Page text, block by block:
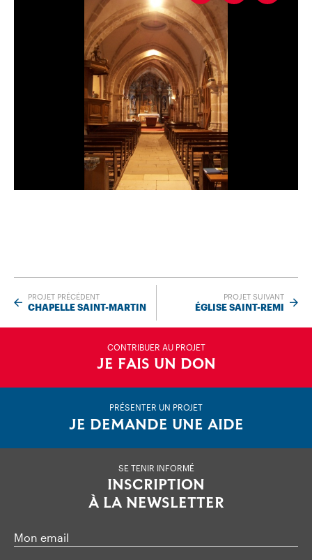
PROJET PRÉCÉDENT
CHAPELLE SAINT-MARTIN
PROJET SUIVANT
ÉGLISE SAINT-REMI
CONTRIBUER AU PROJET
JE FAIS UN DON
PRÉSENTER UN PROJET
JE DEMANDE UNE AIDE
SE TENIR INFORMÉ
INSCRIPTION
À LA NEWSLETTER
Mon email